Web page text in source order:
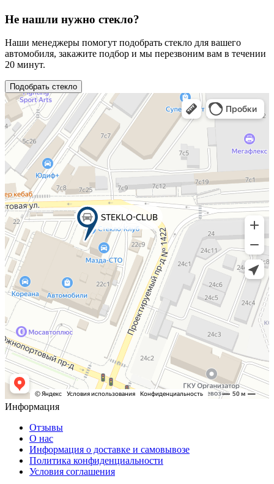
Не нашли нужно стекло?
Наши менеджеры помогут подобрать стекло для вашего
автомобиля, закажите подбор и мы перезвоним вам в течении
20 минут.
Подобрать стекло
Информация
Отзывы
О нас
Информация о доставке и самовывозе
Политика конфиденциальности
Условия соглашения